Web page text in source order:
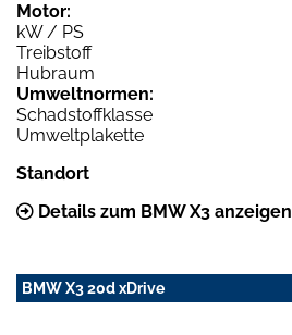
Motor:
kW / PS
Treibstoff
Hubraum
Umweltnormen:
Schadstoffklasse
Umweltplakette
Standort
Details zum BMW X3 anzeigen
BMW X3 20d xDrive